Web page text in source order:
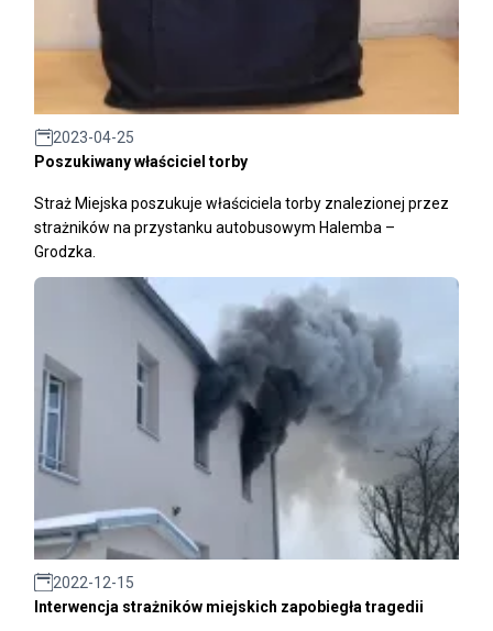
2023-04-25
Poszukiwany właściciel torby
Straż Miejska poszukuje właściciela torby znalezionej przez
strażników na przystanku autobusowym Halemba –
Grodzka.
2022-12-15
Interwencja strażników miejskich zapobiegła tragedii